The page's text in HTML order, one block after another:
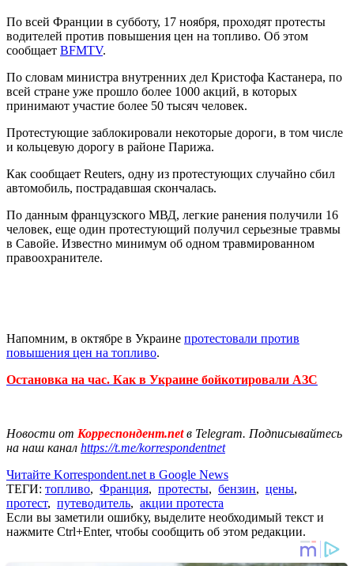
По всей Франции в субботу, 17 ноября, проходят протесты
водителей против повышения цен на топливо. Об этом
сообщает BFMTV.
По словам министра внутренних дел Кристофа Кастанера, по
всей стране уже прошло более 1000 акций, в которых
принимают участие более 50 тысяч человек.
Протестующие заблокировали некоторые дороги, в том числе
и кольцевую дорогу в районе Парижа.
Как сообщает Reuters, одну из протестующих случайно сбил
автомобиль, пострадавшая скончалась.
По данным французского МВД, легкие ранения получили 16
человек, еще один протестующий получил серьезные травмы
в Савойе. Известно минимум об одном травмированном
правоохранителе.
Напомним, в октябре в Украине протестовали против
повышения цен на топливо.
Остановка на час. Как в Украине бойкотировали АЗС
Новости от Корреспондент.netв Telegram. Подписывайтесь
на наш канал https://t.me/korrespondentnet
Читайте Korrespondent.net в Google News
ТЕГИ: топливо, Франция, протесты, бензин, цены,
протест, путеводитель, акции протеста
Если вы заметили ошибку, выделите необходимый текст и
нажмите Ctrl+Enter, чтобы сообщить об этом редакции.